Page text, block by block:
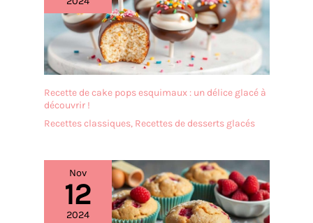
(37).
réglementations
FSC(Forest Stewardship
Council) Facile à utiliser et
polyvalent : les moules à
cupcakes fantaisie sont un
améliorer vos cupcakes.
cupcakes, c'est également
parfait pour les biscuits, les
tartes, les biscuits et les
brownies, tout ce que vos
consommateurs ont besoin
de faire est juste de déplier
Recette de cake pops esquimaux : un délice glacé à
découvrir !
Recettes classiques, Recettes de desserts glacés
Nov
12
2024